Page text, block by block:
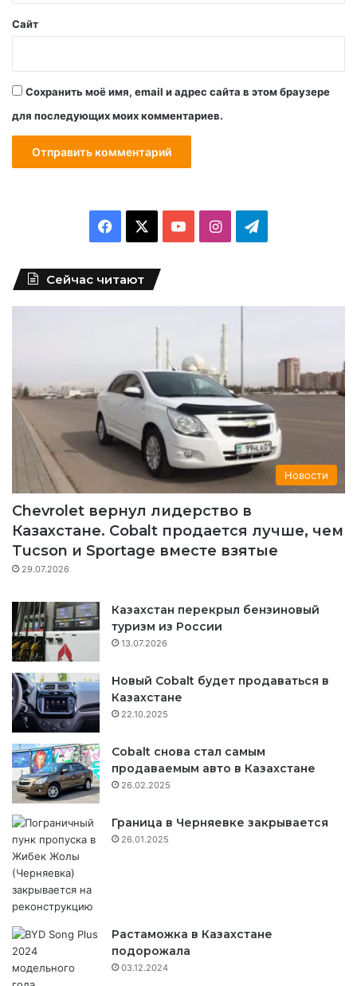
Сайт
Сохранить моё имя, email и адрес сайта в этом браузере
для последующих моих комментариев.
c
o
o
k
u
b
e
I
t
g
r
a
m
r
a
m
Сейчас читают
Новости
Chevrolet вернул лидерство в
Казахстане. Cobalt продается лучше, чем
Tucson и Sportage вместе взятые
29.07.2026
Казахстан перекрыл бензиновый
туризм из России
13.07.2026
Новый Cobalt будет продаваться в
Казахстане
22.10.2025
Cobalt снова стал самым
продаваемым авто в Казахстане
26.02.2025
Граница в Черняевке закрывается
26.01.2025
Растаможка в Казахстане
подорожала
03.12.2024